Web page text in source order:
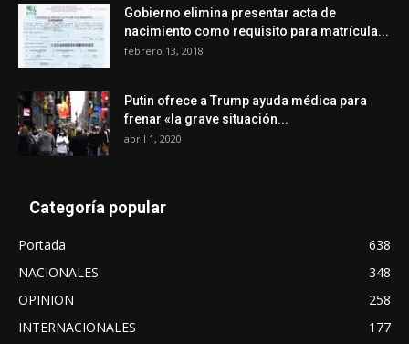
Gobierno elimina presentar acta de
nacimiento como requisito para matrícula...
febrero 13, 2018
Putin ofrece a Trump ayuda médica para
frenar «la grave situación...
abril 1, 2020
Categoría popular
Portada
638
NACIONALES
348
OPINION
258
INTERNACIONALES
177